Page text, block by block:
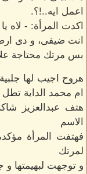
اعمل ايه..!؟.
اكدت المرأة: - لاه
انت ضيفى، و دى
بس مرتك محتاجة
هروح اجيب لها
ام محمد الداية
هتف عبدالعزيز
الاسم
فهتفت المرأة
لمرتك
و توجهت لبهيمتها